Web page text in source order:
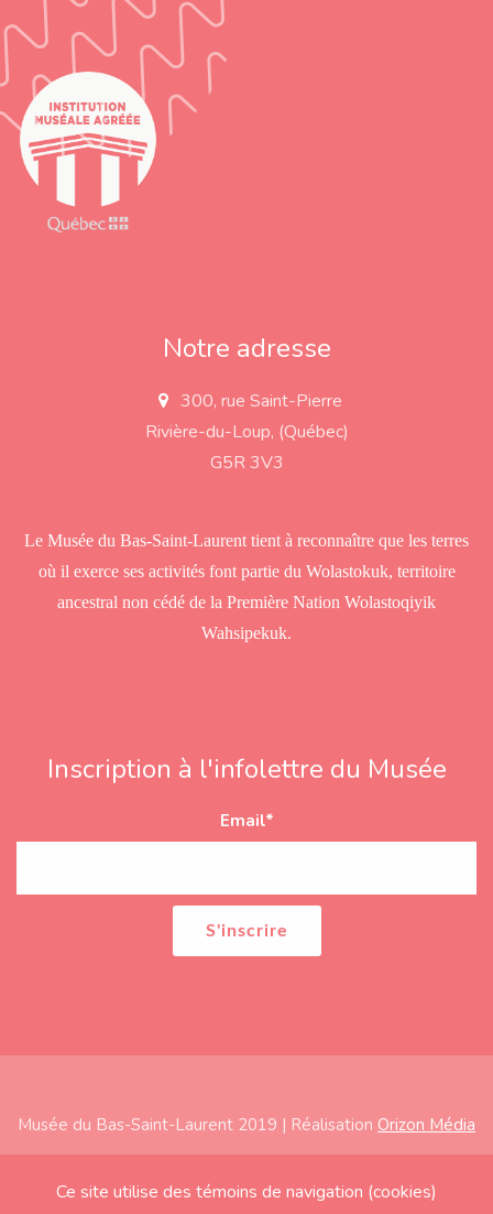
Notre adresse
a
d
300, rue Saint-Pierre
Rivière-du-Loup, (Québec)
G5R 3V3
Le Musée du Bas-Saint-Laurent tient à reconnaître que les terres
où il exerce ses activités font partie du Wolastokuk, territoire
ancestral non cédé de la Première Nation Wolastoqiyik
Wahsipekuk.
Inscription à l'infolettre du Musée
Email*
Musée du Bas-Saint-Laurent 2019 | Réalisation Orizon Média
Ce site utilise des témoins de navigation (cookies)
Subfooter
Accueil